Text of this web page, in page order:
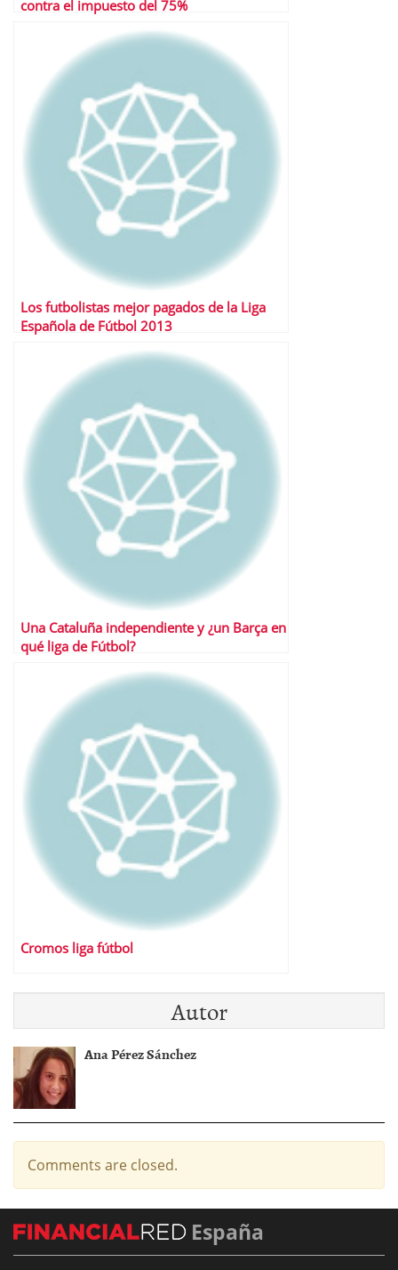
contra el impuesto del 75%
Los futbolistas mejor pagados de la Liga
Española de Fútbol 2013
Una Cataluña independiente y ¿un Barça en
qué liga de Fútbol?
Cromos liga fútbol
Autor
Ana Pérez Sánchez
Comments are closed.
España